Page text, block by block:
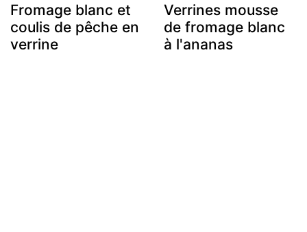
Fromage blanc et
coulis de pêche en
verrine
Verrines mousse
de fromage blanc
à l'ananas